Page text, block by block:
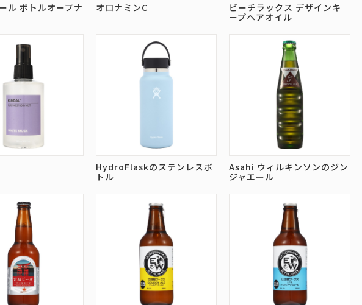
ル ボトルオープナ オロナミンC
ビーチラックス デザインキ
ープヘアオイル
HydroFlaskのステンレスボ
トル
Asahi ウィルキンソンのジン
ジャエール